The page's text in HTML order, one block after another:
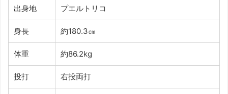
出身地 プエルトリコ
身長 約180.3㎝
体重 約86.2kg
投打 右投両打